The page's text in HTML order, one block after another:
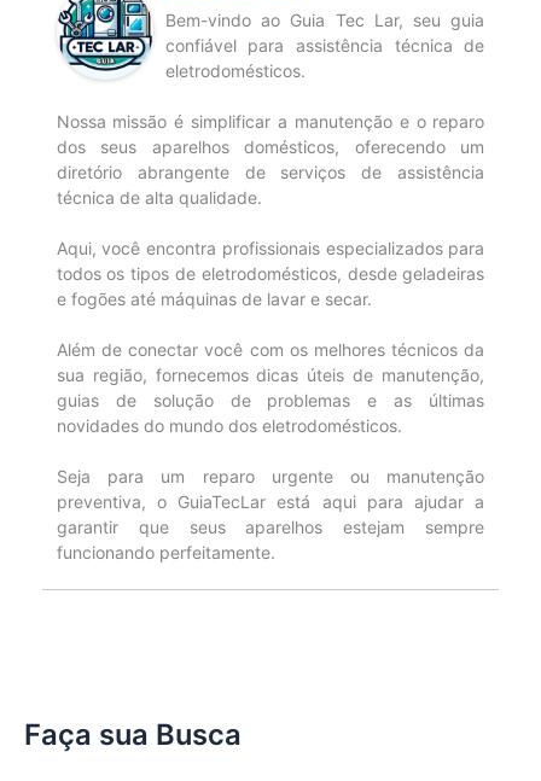
Bem-vindo ao Guia Tec Lar, seu guia
confiável para assistência técnica de
eletrodomésticos.
Nossa missão é simplificar a manutenção e o reparo
dos seus aparelhos domésticos, oferecendo um
diretório abrangente de serviços de assistência
técnica de alta qualidade.
Aqui, você encontra profissionais especializados para
todos os tipos de eletrodomésticos, desde geladeiras
e fogões até máquinas de lavar e secar.
Além de conectar você com os melhores técnicos da
sua região, fornecemos dicas úteis de manutenção,
guias de solução de problemas e as últimas
novidades do mundo dos eletrodomésticos.
Seja para um reparo urgente ou manutenção
preventiva, o GuiaTecLar está aqui para ajudar a
garantir que seus aparelhos estejam sempre
funcionando perfeitamente.
Faça sua Busca